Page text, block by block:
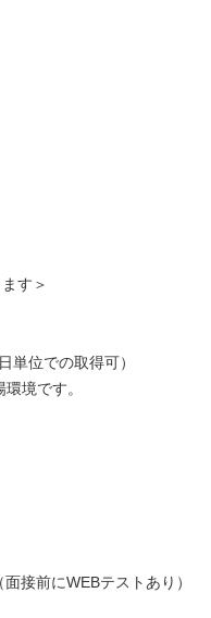
す＞
単位での取得可）
境です。
前にWEBテストあり）